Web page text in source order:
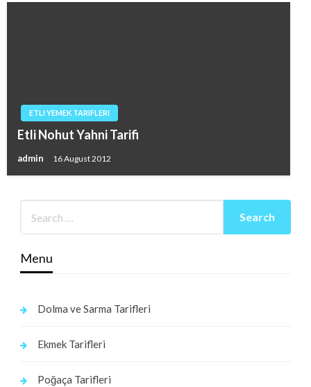
ETLI YEMEK TARIFLERI
Etli Nohut Yahni Tarifi
admin 16 August 2012
Menu
Dolma ve Sarma Tarifleri
Ekmek Tarifleri
Poğaça Tarifleri